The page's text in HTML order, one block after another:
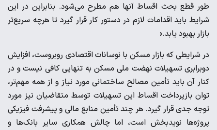
طور قطع بحث اقساط آنها هم مطرح می‌شود. بنابراین در این
شرایط باید اقدامات لازم در دستور کار قرار گیرد تا هرچه سریع‌تر
بازار بهبود یابد.»
در شرایطی که بازار مسکن با نوسانات اقتصادی روبروست، افزایش
دوبرابری تسهیلات نهضت ملی مسکن به تنهایی کافی نیست و در
کنار آن باید تأمین مصالح ساختمانی مورد نیاز و از همه مهم‌تر،
توان بازپرداخت اقساط این تسهیلات توسط متقاضیان نیز مورد
توجه جدی قرار گیرد. هر چند تأمین منابع مالی و پیشرفت فیزیکی
پروژه‌ها نویدبخش است، اما چالش همکاری سایر بانک‌ها و